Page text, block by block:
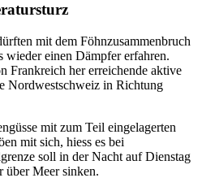
mit dem Föhnzusammenbruch
einen Dämpfer erfahren.
Frankreich her erreichende aktive
Nordwestschweiz in Richtung
mit zum Teil eingelagerten
mit sich, hiess es bei
soll in der Nacht auf Dienstag
über Meer sinken.